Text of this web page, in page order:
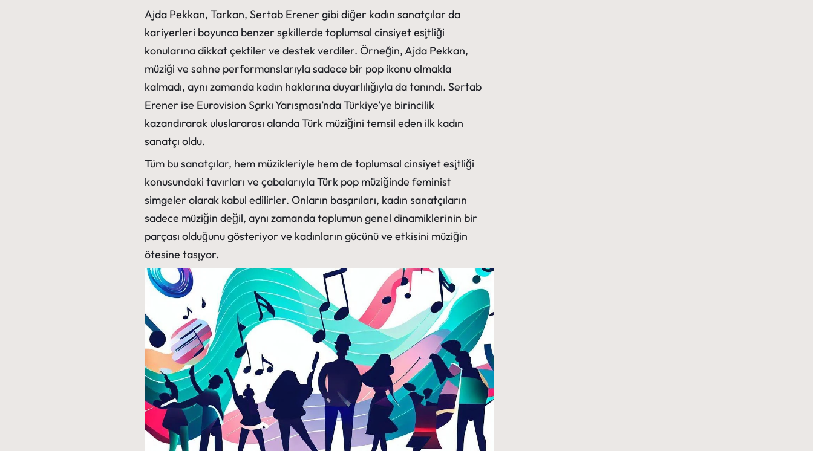
Ajda Pekkan, Tarkan, Sertab Erener gibi diğer kadın sanatçılar da
kariyerleri boyunca benzer şekillerde toplumsal cinsiyet eşitliği
konularına dikkat çektiler ve destek verdiler. Örneğin, Ajda Pekkan,
müziği ve sahne performanslarıyla sadece bir pop ikonu olmakla
kalmadı, aynı zamanda kadın haklarına duyarlılığıyla da tanındı. Sertab
Erener ise Eurovision Şarkı Yarışması’nda Türkiye’ye birincilik
kazandırarak uluslararası alanda Türk müziğini temsil eden ilk kadın
sanatçı oldu.
Tüm bu sanatçılar, hem müzikleriyle hem de toplumsal cinsiyet eşitliği
konusundaki tavırları ve çabalarıyla Türk pop müziğinde feminist
simgeler olarak kabul edilirler. Onların başarıları, kadın sanatçıların
sadece müziğin değil, aynı zamanda toplumun genel dinamiklerinin bir
parçası olduğunu gösteriyor ve kadınların gücünü ve etkisini müziğin
ötesine taşıyor.